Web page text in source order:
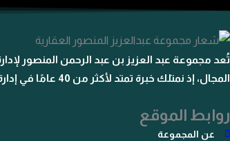
تُعد مجموعة عبد العزيز بن عبد الرحمن المنصور
المجال، إذ نمتلك خبرة تمتد لأكثر من 40 عامًا في إدارة الأملاك العقارية.
روابط الموقع
عن المجموعة